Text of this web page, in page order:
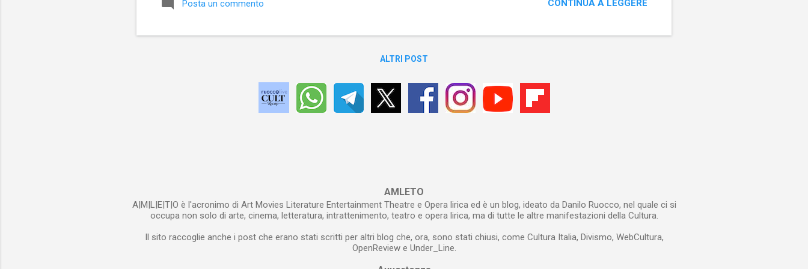
valore salvifico della Poesia , nonostante (o, forse, proprio) il suo essere superflua (in quanto non
che, genericamente, non si può dire, ma che va detto. Salvifica perché parla al...
Posta un commento CONTINUA A LEGGERE
ALTRI POST
AMLETO
A|M|L|E|T|O è l'acronimo di Art Movies Literature Entertainment Theatre e Opera lirica ed è un blog, ideato da Danilo Ruocco, nel quale ci si
occupa non solo di arte, cinema, letteratura, intrattenimento, teatro e opera lirica, ma di tutte le altre manifestazioni della Cultura.
Il sito raccoglie anche i post che erano stati scritti per altri blog che, ora, sono stati chiusi, come Cultura Italia, Divismo, WebCultura,
OpenReview e Under_Line.